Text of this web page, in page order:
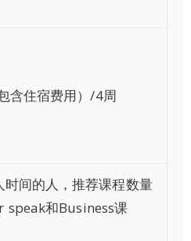
含住宿费用）/4周
时间的人，推荐课程数量
speak和Business课